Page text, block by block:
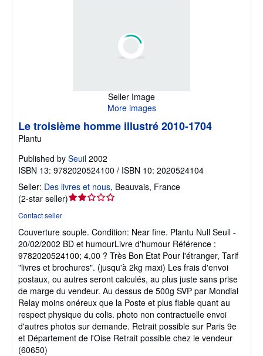
Seller Image
More images
Le troisième homme illustré 2010-1704
Plantu
Published by Seuil 2002
ISBN 13: 9782020524100 / ISBN 10: 2020524104
Seller: Des livres et nous, Beauvais, France
(2-star seller)Seller
out
of
5
stars
Contact seller
Couverture souple. Condition: Near fine. Plantu Null Seuil -
20/02/2002 BD et humourLivre d'humour Référence :
9782020524100; 4,00 ? Très Bon Etat Pour l'étranger, Tarif
"livres et brochures". (jusqu'à 2kg maxi) Les frais d'envoi
postaux, ou autres seront calculés, au plus juste sans prise
de marge du vendeur. Au dessus de 500g SVP par Mondial
Relay moins onéreux que la Poste et plus fiable quant au
respect physique du colis. photo non contractuelle envoi
d'autres photos sur demande. Retrait possible sur Paris 9e
et Département de l'Oise Retrait possible chez le vendeur
(60650)